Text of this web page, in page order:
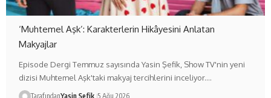
‘Muhtemel Aşk’: Karakterlerin Hikâyesini Anlatan
Makyajlar
Episode Dergi Temmuz sayısında Yasin Şefik, Show TV'nin yeni
dizisi Muhtemel Aşk'taki makyaj tercihlerini inceliyor.…
TarafındanYasin Şefik 5 Ağu 2026